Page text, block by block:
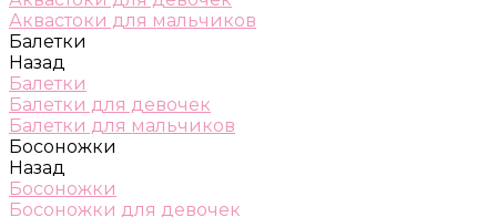
Аквастоки для мальчиков
Балетки
Назад
Балетки
Балетки для девочек
Балетки для мальчиков
Босоножки
Назад
Босоножки
Босоножки для девочек